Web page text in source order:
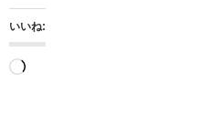
いいね:
読